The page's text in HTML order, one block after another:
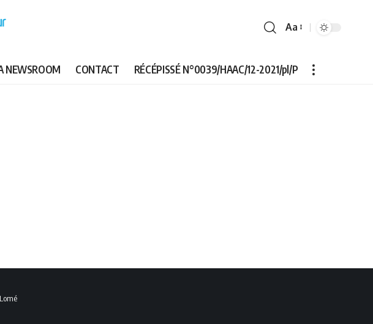
Font
Aa
NEWSROOM CONTACT RÉCÉPISSÉ N°0039/HAAC/12-2021/pl/P